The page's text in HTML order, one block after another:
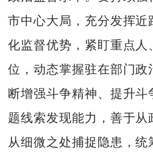
市中心大局，充分发挥近
化监督优势，紧盯重点人
位，动态掌握驻在部门政
断增强斗争精神、提升斗
题线索发现能力，善于从
从细微之处捕捉隐患，统